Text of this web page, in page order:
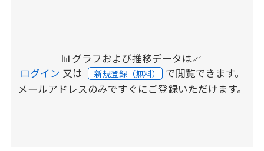
📊グラフおよび推移データは📈
ログイン 又は 新規登録（無料） で閲覧できます。
メールアドレスのみですぐにご登録いただけます。